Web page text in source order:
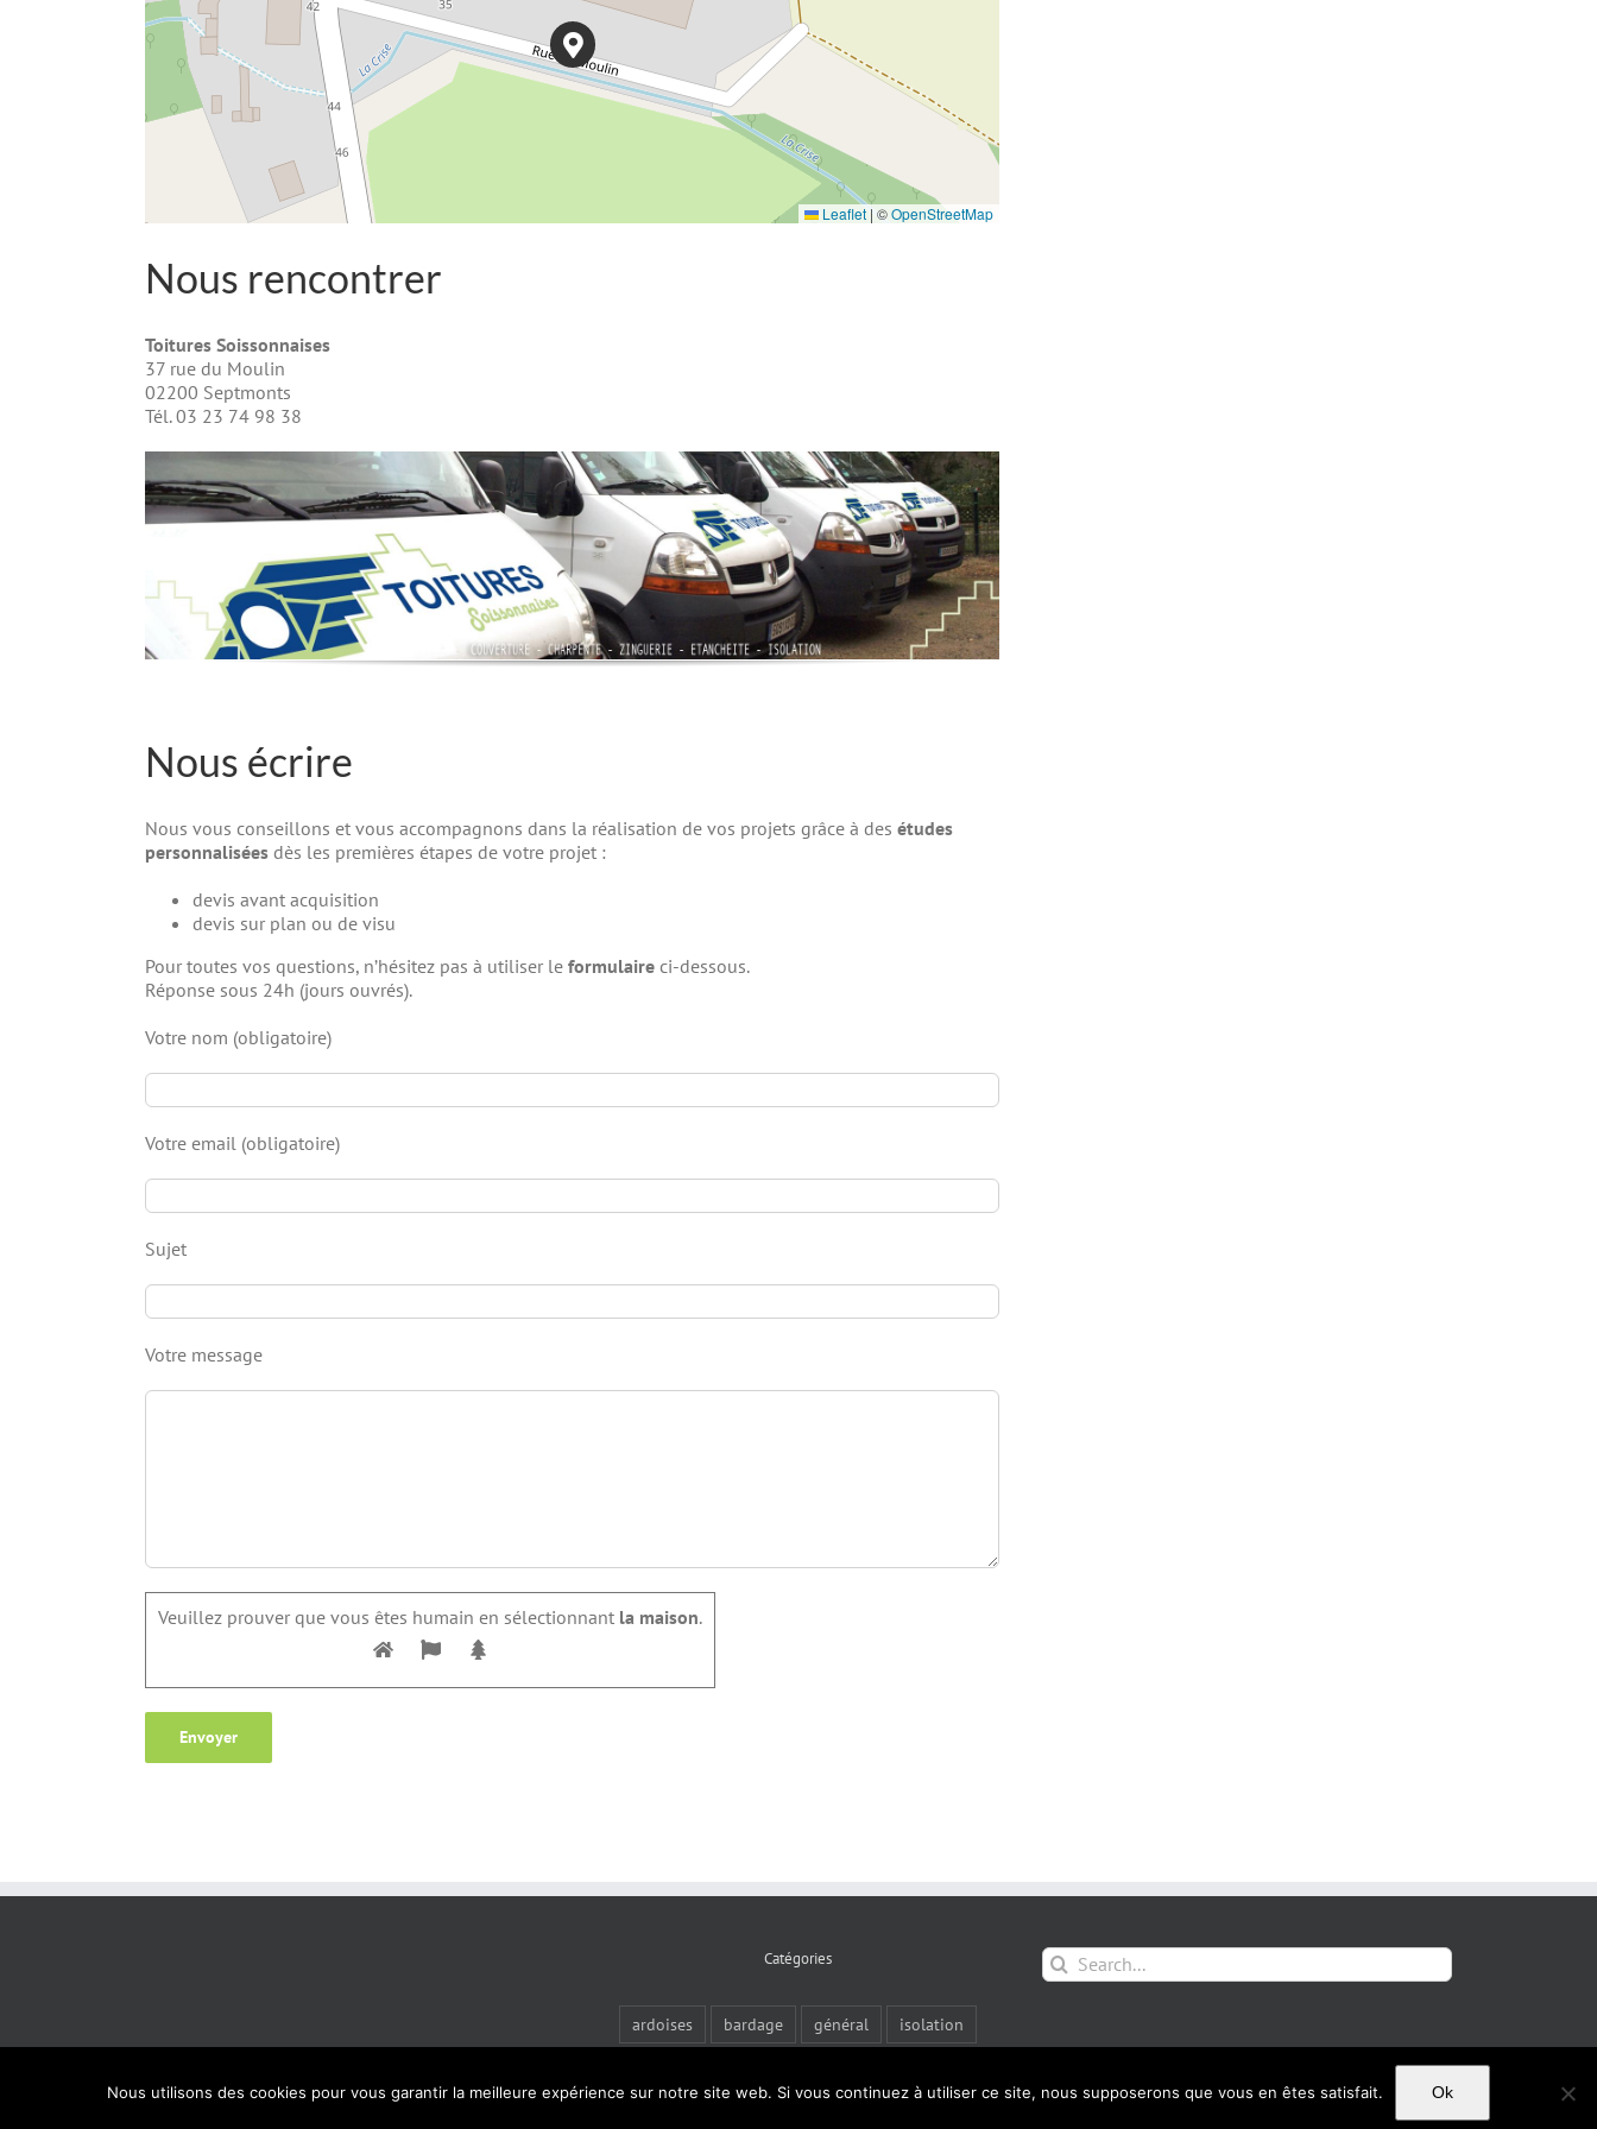
Leaflet | ©OpenStreetMap
Nous rencontrer
Toitures Soissonnaises
37 rue du Moulin
02200 Septmonts
Tél. 03 23 74 98 38
Nous écrire
Nous vous conseillons et vous accompagnons dans la réalisation de vos projets grâce à des études
personnalisées dès les premières étapes de votre projet :
devis avant acquisition
devis sur plan ou de visu
Pour toutes vos questions, n’hésitez pas à utiliser le formulaire ci-dessous.
Réponse sous 24h (jours ouvrés).
Votre nom (obligatoire)
Votre email (obligatoire)
Sujet
Votre message
Veuillez prouver que vous êtes humain en sélectionnant la maison.
Catégories
ardoises bardage général
isolation
Search
for:
Mentions Légales
Nous utilisons des cookies pour vous garantir la meilleure expérience sur notre site web. Si vous continuez à utiliser ce site, nous supposerons que vous en êtes satisfait. Ok